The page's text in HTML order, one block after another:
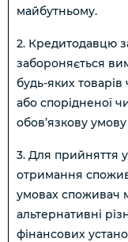
майбутньому.
2. Кредитодавцю
забороняється
будь-яких товарів
або спорідненої
обов’язкову
3. Для прийняття
отримання
умовах споживач
альтернативні
фінансових